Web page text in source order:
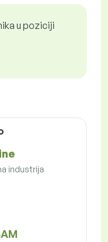
u poziciji
industrija